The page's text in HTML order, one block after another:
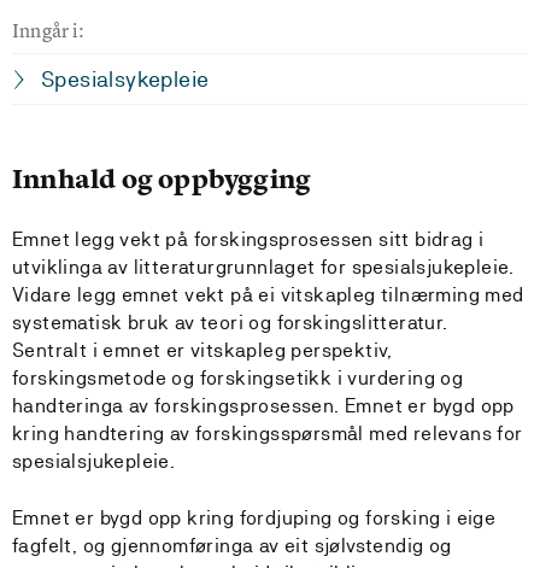
Inngår i:
Spesialsykepleie
Innhald og oppbygging
Emnet legg vekt på forskingsprosessen sitt bidrag i
utviklinga av litteraturgrunnlaget for spesialsjukepleie.
Vidare legg emnet vekt på ei vitskapleg tilnærming med
systematisk bruk av teori og forskingslitteratur.
Sentralt i emnet er vitskapleg perspektiv,
forskingsmetode og forskingsetikk i vurdering og
handteringa av forskingsprosessen. Emnet er bygd opp
kring handtering av forskingsspørsmål med relevans for
spesialsjukepleie.
Emnet er bygd opp kring fordjuping og forsking i eige
fagfelt, og gjennomføringa av eit sjølvstendig og